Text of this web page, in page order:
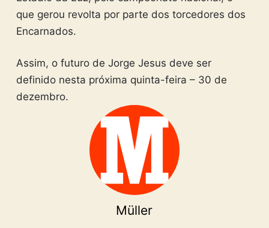
que gerou revolta por parte dos torcedores dos
Encarnados.
Assim, o futuro de Jorge Jesus deve ser
definido nesta próxima quinta-feira – 30 de
dezembro.
Müller